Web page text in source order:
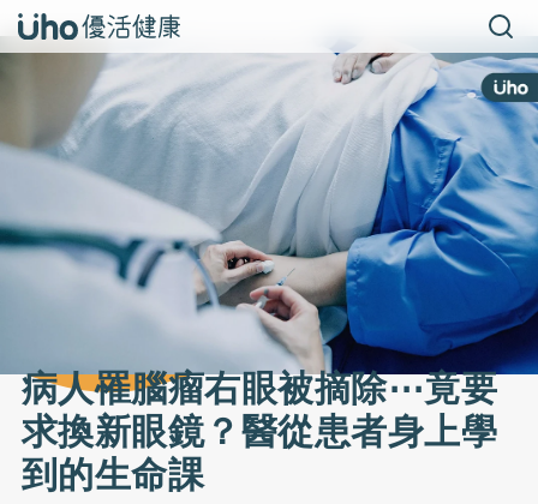
病人罹腦瘤右眼被摘除⋯竟要
求換新眼鏡？醫從患者身上學
到的生命課